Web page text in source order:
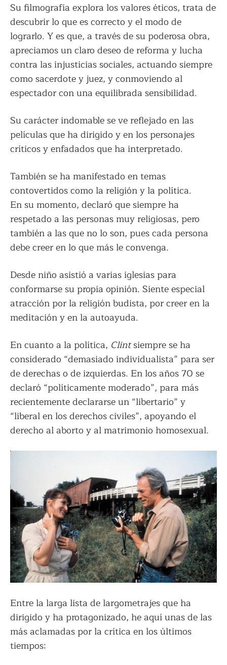
Su filmografía explora los valores éticos, trata de
descubrir lo que es correcto y el modo de
lograrlo. Y es que, a través de su poderosa obra,
apreciamos un claro deseo de reforma y lucha
contra las injusticias sociales, actuando siempre
como sacerdote y juez, y conmoviendo al
espectador con una equilibrada sensibilidad.
Su carácter indomable se ve reflejado en las
películas que ha dirigido y en los personajes
críticos y enfadados que ha interpretado.
También se ha manifestado en temas
contovertidos como la religión y la política.
En su momento, declaró que siempre ha
respetado a las personas muy religiosas, pero
también a las que no lo son, pues cada persona
debe creer en lo que más le convenga.
Desde niño asistió a varias iglesias para
conformarse su propia opinión. Siente especial
atracción por la religión budista, por creer en la
meditación y en la autoayuda.
En cuanto a la política, Clintsiempre se ha
considerado “demasiado individualista” para ser
de derechas o de izquierdas. En los años 70 se
declaró “políticamente moderado”, para más
recientemente declararse un “libertario” y
“liberal en los derechos civiles”, apoyando el
derecho al aborto y al matrimonio homosexual.
Entre la larga lista de largometrajes que ha
dirigido y ha protagonizado, he aquí unas de las
más aclamadas por la crítica en los últimos
tiempos: